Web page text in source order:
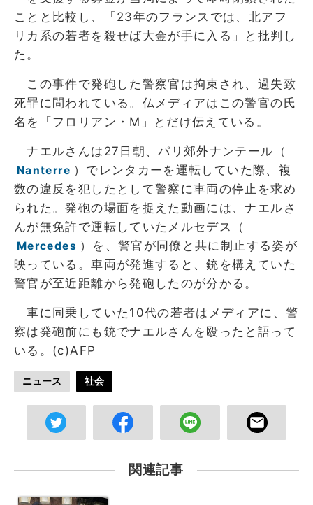
ことと比較し、「23年のフランスでは、北アフ
リカ系の若者を殺せば大金が手に入る」と批判し
た。
この事件で発砲した警察官は拘束され、過失致
死罪に問われている。仏メディアはこの警官の氏
名を「フロリアン・M」とだけ伝えている。
ナエルさんは27日朝、パリ郊外ナンテール（
Nanterre ）でレンタカーを運転していた際、複
数の違反を犯したとして警察に車両の停止を求め
られた。発砲の場面を捉えた動画には、ナエルさ
んが無免許で運転していたメルセデス（
Mercedes ）を、警官が同僚と共に制止する姿が
映っている。車両が発進すると、銃を構えていた
警官が至近距離から発砲したのが分かる。
車に同乗していた10代の若者はメディアに、警
察は発砲前にも銃でナエルさんを殴ったと語って
いる。(c)AFP
ニュース 社会
関連記事